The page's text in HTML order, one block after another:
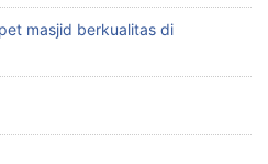
masjid berkualitas di